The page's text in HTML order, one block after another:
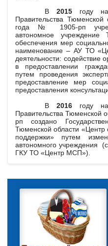
В 2015 году на
Правительства
года № 1905-рп
автономное учреждение
обеспечения мер
наименование – АУ ТО
деятельности: содействие
в предоставлении
путем проведения
предоставление мер
предоставления
В 2016 году на
Правительства Тюменской
рп создано
Тюменской области
поддержки» путем
автономного учреждения
ГКУ ТО «Центр МСП»).